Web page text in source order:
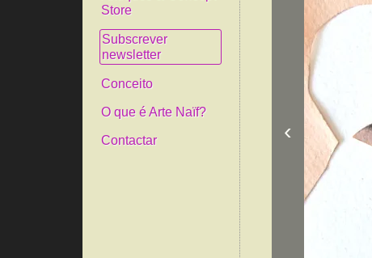
Store
Subscrever
newsletter
Conceito
O que é Arte Naïf?
Contactar ‹